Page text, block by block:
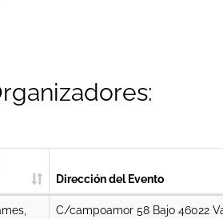
Dirección del Evento
C/campoamor 58 Bajo 46022